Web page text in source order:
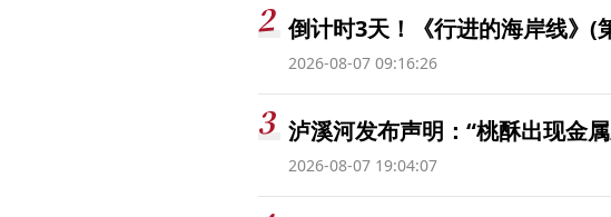
倒计时3天！《行进的海岸线》(
2026-08-07 09:16:26
泸溪河发布声明：“桃酥出现金
2026-08-07 19:04:07